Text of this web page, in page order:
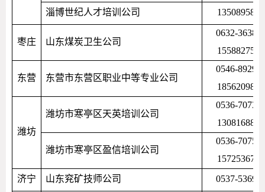
淄博世纪人才培训公司
枣庄 山东煤炭卫生公司
0632-
东营 东营市东营区职业中等专业公司
0546-
潍坊
潍坊市寒亭区天英培训公司
0536-
潍坊市寒亭区盈信培训公司
0536-
济宁
山东兖矿技师公司 0537-